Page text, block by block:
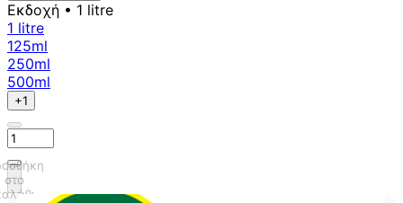
Εκδοχή • 1 litre
1 litre
125ml
250ml
500ml
+1
στο